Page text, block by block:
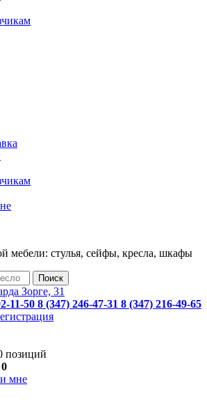
мебели: стулья, сейфы, кресла, шкафы
Зорге, 31
11-50 8 (347) 246-47-31 8 (347) 216-49-65
позиций
0
мне